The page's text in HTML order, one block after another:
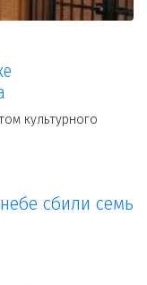
культурного
сбили семь